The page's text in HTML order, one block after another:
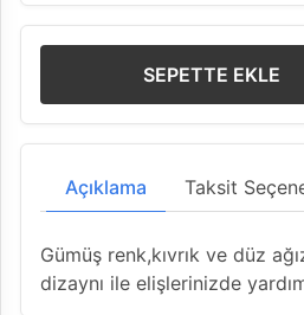
SEPETTE EKLE
Açıklama Taksit
Gümüş renk,kıvrık ve düz
dizaynı ile elişlerinizde